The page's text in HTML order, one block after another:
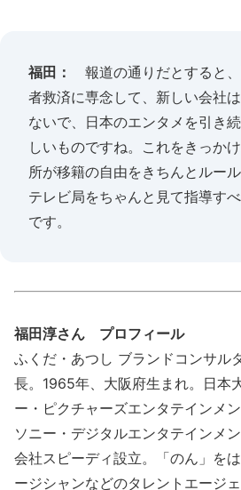
福田：
報道の通りだとすると
者救済に専念して、新しい会社
ないで、日本のエンタメを引き
しいものですね。これをきっか
所が移籍の自由をきちんとルー
テレビ局をちゃんと見て指導す
です。
福田淳さん プロフィール
ふくだ・あつし ブランドコンサル
長。1965年、大阪府生まれ。日本
ー・ピクチャーズエンタテインメ
ソニー・デジタルエンタテインメ
会社スピーディ設立。「のん」を
ージシャンなどのタレントエージ